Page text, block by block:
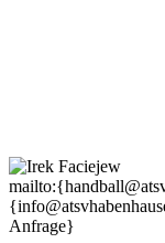
Anfrage}